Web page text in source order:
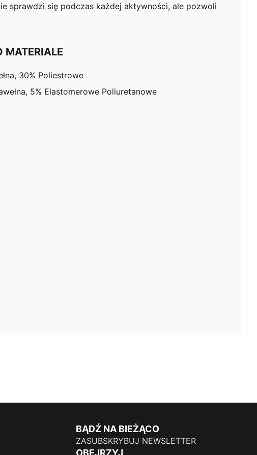
sprawdzi się podczas każdej aktywności, ale pozwoli
MATERIALE
30% Poliestrowe
5% Elastomerowe Poliuretanowe
BĄDŹ NA BIEŻĄCO
ZASUBSKRYBUJ NEWSLETTER
OBEJRZYJ